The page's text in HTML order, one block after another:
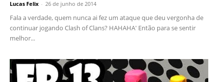
Lucas Felix - 26 de junho de 2014
Fala a verdade, quem nunca ai fez um ataque que deu vergonha de
continuar jogando Clash of Clans? HAHAHA' Então para se sentir
melhor...